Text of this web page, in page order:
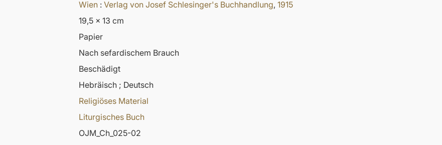
Wien : Verlag von Josef Schlesinger's Buchhandlung, 1915
19,5 x 13 cm
Papier
Nach sefardischem Brauch
Beschädigt
Hebräisch ; Deutsch
Religiöses Material
Liturgisches Buch
OJM_Ch_025-02